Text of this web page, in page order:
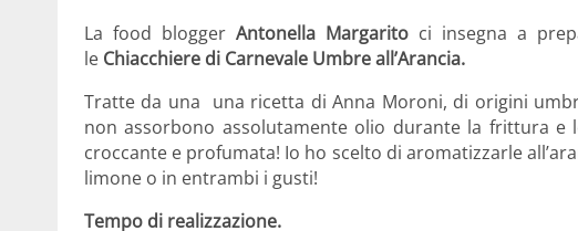
La food blogger Antonella Margarito ci insegna a
le Chiacchiere di Carnevale Umbre all’Arancia.
Tratte da una una ricetta di Anna Moroni, di origini
non assorbono assolutamente olio durante la frittura e
croccante e profumata! Io ho scelto di aromatizzarle
limone o in entrambi i gusti!
Tempo di realizzazione.